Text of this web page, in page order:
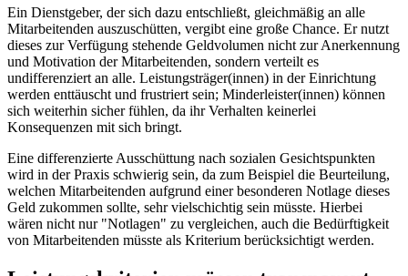
Ein Dienstgeber, der sich dazu entschließt, gleichmäßig an alle
Mitarbeitenden auszuschütten, vergibt eine große Chance. Er nutzt
dieses zur Verfügung stehende Geldvolumen nicht zur Anerkennung
und Motivation der Mitarbeitenden, sondern verteilt es
undifferenziert an alle. Leistungsträger(innen) in der Einrichtung
werden enttäuscht und frustriert sein; Minderleister(innen) können
sich weiterhin sicher fühlen, da ihr Verhalten keinerlei
Konsequenzen mit sich bringt.
Eine differenzierte Ausschüttung nach sozialen Gesichtspunkten
wird in der Praxis schwierig sein, da zum Beispiel die Beurteilung,
welchen Mitarbeitenden aufgrund einer besonderen Notlage dieses
Geld zukommen sollte, sehr vielschichtig sein müsste. Hierbei
wären nicht nur "Notlagen" zu vergleichen, auch die Bedürftigkeit
von Mitarbeitenden müsste als Kriterium berücksichtigt werden.